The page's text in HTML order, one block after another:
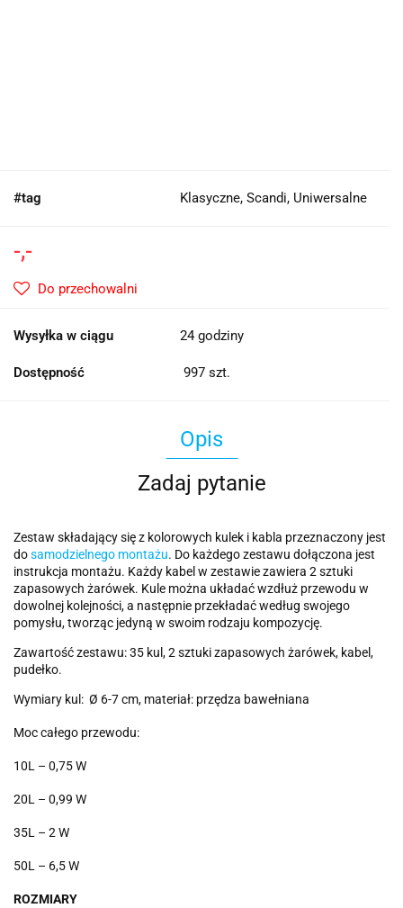
#tag Klasyczne, Scandi, Uniwersalne
-,-
Do przechowalni
Wysyłka w ciągu 24 godziny
Dostępność 997 szt.
Opis
Zadaj pytanie
Zestaw składający się z kolorowych kulek i kabla przeznaczony jest
dosamodzielnego montażu. Do każdego zestawu dołączona jest
instrukcja montażu. Każdy kabel w zestawie zawiera 2 sztuki
zapasowych żarówek. Kule można układać wzdłuż przewodu w
dowolnej kolejności, a następnie przekładać według swojego
pomysłu, tworząc jedyną w swoim rodzaju kompozycję.
Zawartość zestawu: 35 kul, 2 sztuki zapasowych żarówek, kabel,
pudełko.
Wymiary kul: Ø 6-7 cm, materiał: przędza bawełniana
Moc całego przewodu:
10L – 0,75 W
20L – 0,99 W
35L – 2 W
50L – 6,5 W
ROZMIARY